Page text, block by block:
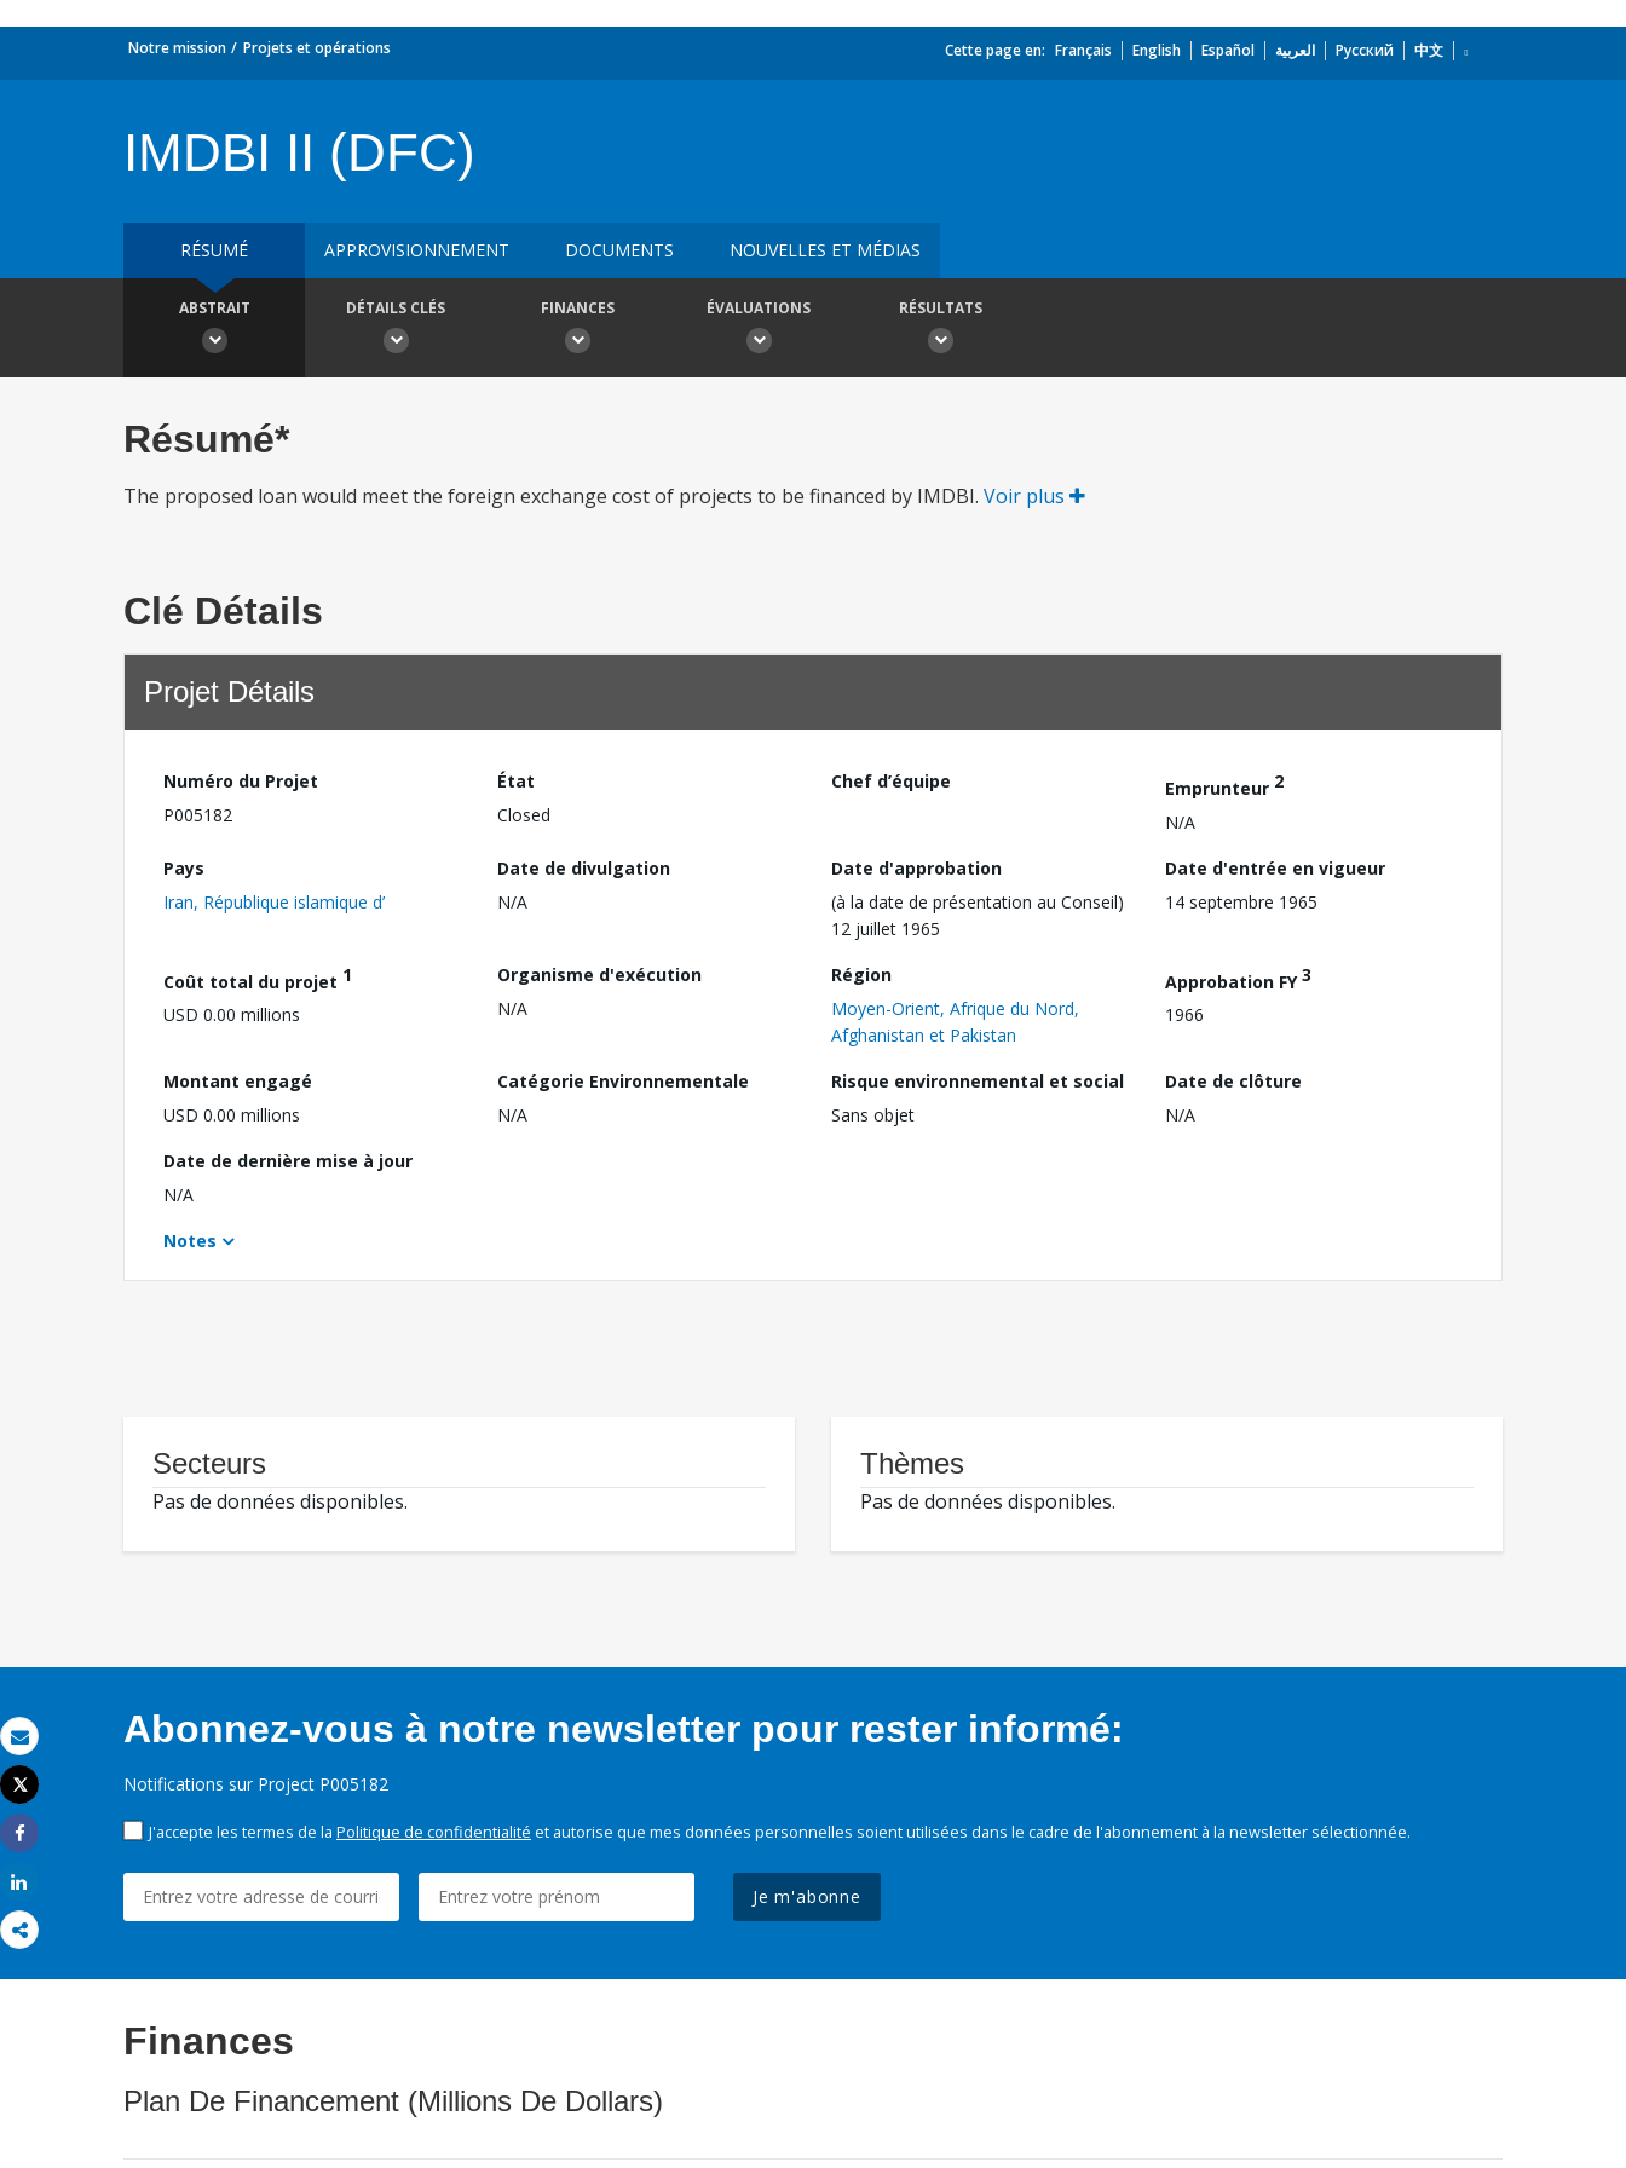
Email
Imprimer
Tweet
Share
Notre mission Projets et opérations Cette page en: Français English Español العربية Русский 中文
IMDBI II (DFC)
RÉSUMÉ APPROVISIONNEMENT DOCUMENTS NOUVELLES ET MÉDIAS
ABSTRAIT DÉTAILS CLÉS FINANCES ÉVALUATIONS RÉSULTATS
Résumé*
The proposed loan would meet the foreign exchange cost of projects to be financed by IMDBI. Voir plus
Clé Détails
Projet Détails
Numéro du Projet
P005182
État
Closed
Chef d’équipe Emprunteur 2
N/A
Pays
Iran, République islamique d’
Date de divulgation
N/A
Date d'approbation
(à la date de présentation au Conseil)
12 juillet 1965
Date d'entrée en vigueur
14 septembre 1965
Coût total du projet 1
USD 0.00 millions
Organisme d'exécution
N/A
Région
Moyen-Orient, Afrique du Nord,
Afghanistan et Pakistan
Approbation FY3
1966
Montant engagé
USD 0.00 millions
Catégorie Environnementale
N/A
Risque environnemental et social
Sans objet
Date de clôture
N/A
Date de dernière mise à jour
N/A
Notes
Secteurs
Pas de données disponibles.
Thèmes
Pas de données disponibles.
Abonnez-vous à notre newsletter pour rester informé:
Notifications sur Project P005182
J'accepte les termes de la Politique de confidentialité et autorise que mes données personnelles soient utilisées dans le cadre de l'abonnement à la newsletter sélectionnée.
Je m'abonne
Finances
Plan De Financement (Millions De Dollars)